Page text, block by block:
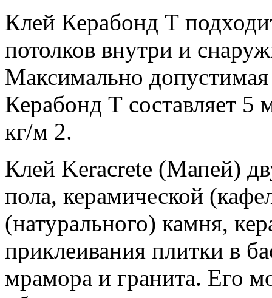
Клей Керабонд Т
потолков внутри и
Максимально
Керабонд Т составляет 5
кг/м 2.
Клей Keracrete (Мапей)
пола, керамической
(натурального) камня,
приклеивания плитки в
мрамора и гранита. Его